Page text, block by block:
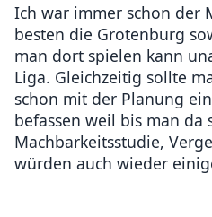
Ich war immer schon der
besten die Grotenburg
man dort spielen kann
Liga. Gleichzeitig sollte
schon mit der Planung
befassen weil bis man da
Machbarkeitsstudie,
würden auch wieder